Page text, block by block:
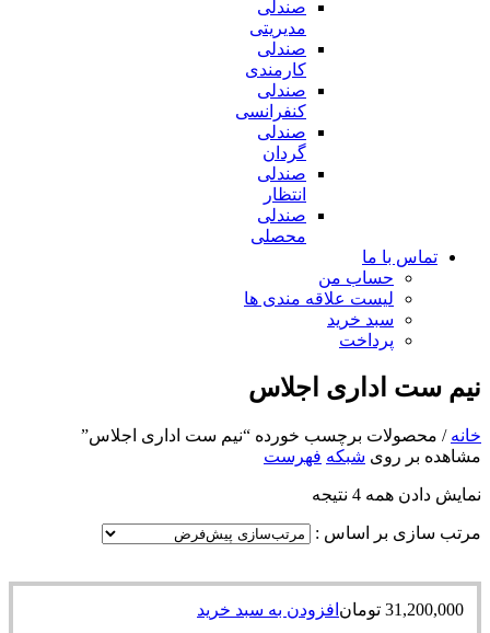
صندلی
مدیریتی
صندلی
کارمندی
صندلی
کنفرانسی
صندلی
گردان
صندلی
انتظار
صندلی
محصلی
تماس با ما
حساب من
لیست علاقه مندی ها
سبد خرید
پرداخت
نیم ست اداری اجلاس
خانه / محصولات برچسب خورده “نیم ست اداری اجلاس”
مشاهده بر روی شبکه فهرست
نمایش دادن همه 4 نتیجه
مرتب سازی بر اساس :
31,200,000 تومان افزودن به سبد خرید